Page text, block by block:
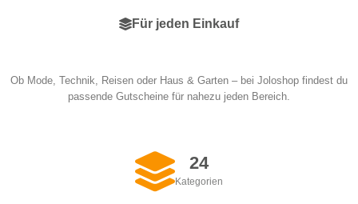
Für jeden Einkauf
Ob Mode, Technik, Reisen oder Haus & Garten – bei Joloshop findest du
passende Gutscheine für nahezu jeden Bereich.
24
Kategorien